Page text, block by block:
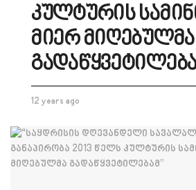
კულტურის
მიერ მიღებულმა
12 years ago